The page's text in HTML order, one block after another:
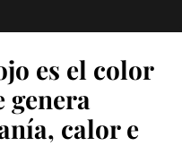
es el color
genera
calor e